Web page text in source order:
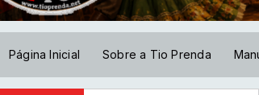
Página Inicial Sobre a Tio Prenda